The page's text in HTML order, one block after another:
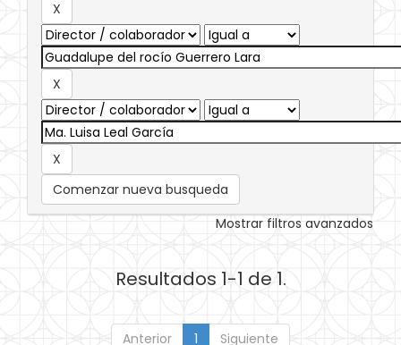
Comenzar nueva busqueda
Mostrar filtros avanzados
Resultados 1-1 de 1.
Anterior 1 Siguiente